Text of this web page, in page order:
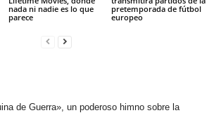
nada ni nadie es lo que
parece
pretemporada de fútbol
europeo
de Guerra», un poderoso himno sobre la